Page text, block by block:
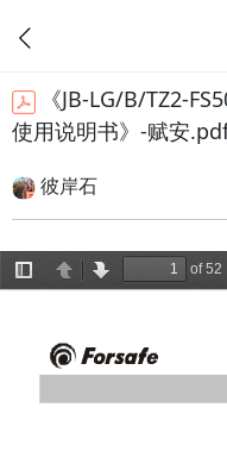
《JB-LG/B/TZ2-
使用说明书》-赋安
彼岸石